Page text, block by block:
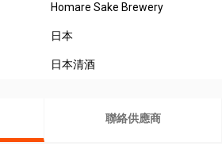
Homare Sake Brewery
日本
日本清酒
聯絡供應商